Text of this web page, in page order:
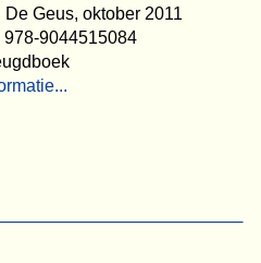
De Geus, oktober 2011
978-9044515084